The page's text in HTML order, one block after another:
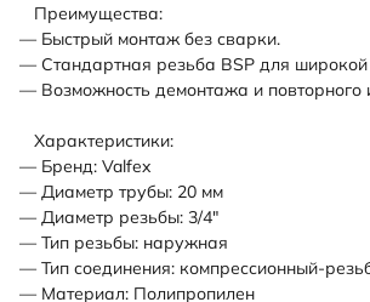
Преимущества:
— Быстрый монтаж без сварки.
— Стандартная резьба BSP для широкой
— Возможность демонтажа и повторного
Характеристики:
— Бренд: Valfex
— Диаметр трубы: 20 мм
— Диаметр резьбы: 3/4"
— Тип резьбы: наружная
— Тип соединения: компрессионный-
— Материал: Полипропилен